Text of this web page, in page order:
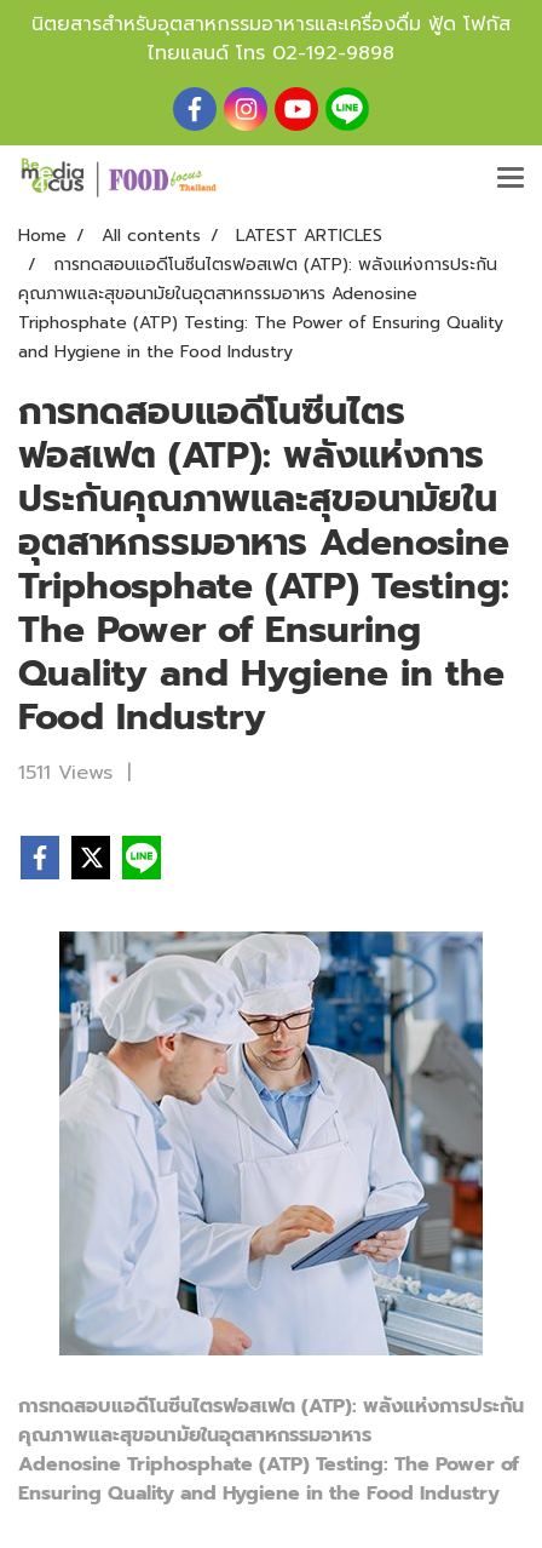
นิตยสารสำหรับอุตสาหกรรมอาหารและเครื่องดื่ม ฟู้ด โฟกัส
ไทยแลนด์ โทร 02-192-9898
Home All contents
LATEST ARTICLES
การทดสอบแอดีโนซีนไตรฟอสเฟต (ATP): พลังแห่งการประกัน
คุณภาพและสุขอนามัยในอุตสาหกรรมอาหาร Adenosine
Triphosphate (ATP) Testing: The Power of Ensuring Quality
and Hygiene in the Food Industry
การทดสอบแอดีโนซีนไตร
ฟอสเฟต (ATP): พลังแห่งการ
ประกันคุณภาพและสุขอนามัยใน
อุตสาหกรรมอาหาร Adenosine
Triphosphate (ATP) Testing:
The Power of Ensuring
Quality and Hygiene in the
Food Industry
1511 Views |
การทดสอบแอดีโนซีนไตรฟอสเฟต (ATP): พลังแห่งการประกัน
คุณภาพและสุขอนามัยในอุตสาหกรรมอาหาร
Adenosine Triphosphate (ATP) Testing: The Power of
Ensuring Quality and Hygiene in the Food Industry